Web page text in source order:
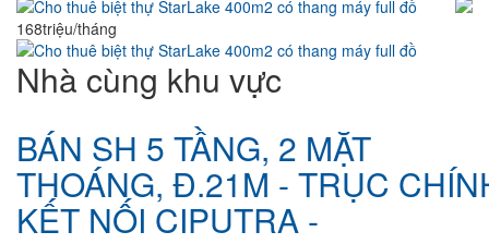
Cho thuê biệt thự StarLake 400m2 có thang máy full đồ
168triệu/tháng
Nhà cùng khu vực
BÁN SH 5 TẦNG, 2 MẶT
THOÁNG, Đ.21M - TRỤC
KẾT NỐI CIPUTRA -